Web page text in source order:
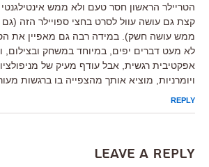
הטריילר הראשון חסר טעם ולא ממש
קצת גם עושה עוול לסרט בחצי ספויילר הזה (גם
ממש עושה חשק). במידה רבה גם מאפיין את
לא מעט דברים יפים, במיוחד במשחק ובצילום,
אפקטיבית רגשית, אבל עודף מעיק של
ויומרניות, מוציא אותך מהצפייה בו ברגשות
REPLY
Leave a Reply